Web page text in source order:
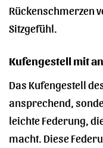
Rückenschmerzen
Sitzgefühl.
Kufengestell mit
Das Kufengestell
ansprechend,
leichte Federung,
macht. Diese